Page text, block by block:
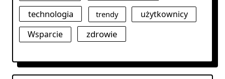
technologia trendy
użytkownicy
Wsparcie
zdrowie